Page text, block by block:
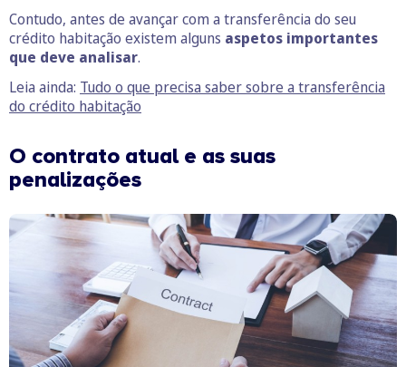
Contudo, antes de avançar com a transferência do seu
crédito habitação existem alguns aspetos importantes
que deve analisar.
Leia ainda: Tudo o que precisa saber sobre a transferência
do crédito habitação
O contrato atual e as suas
penalizações